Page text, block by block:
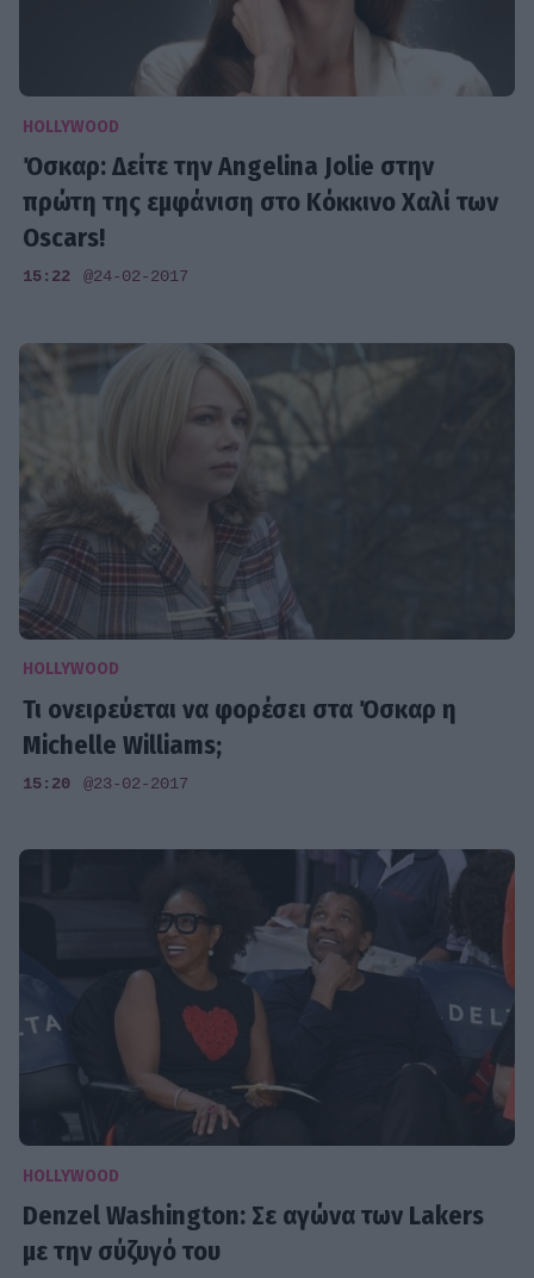
HOLLYWOOD
Όσκαρ: Δείτε την Angelina Jolie στην
πρώτη της εμφάνιση στο Κόκκινο Χαλί των
Oscars!
15:22 @24-02-2017
HOLLYWOOD
Τι ονειρεύεται να φορέσει στα Όσκαρ η
Michelle Williams;
15:20 @23-02-2017
HOLLYWOOD
Denzel Washington: Σε αγώνα των Lakers
με την σύζυγό του